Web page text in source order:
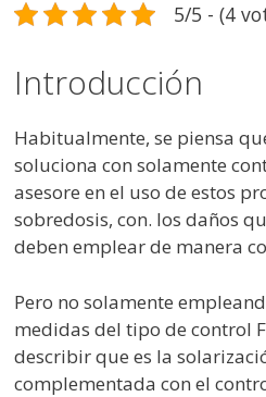
5/5 - (4
Introducción
Habitualmente, se piensa
soluciona con solamente
asesore en el uso de estos
sobredosis, con. los daños
deben emplear de manera
Pero no solamente
medidas del tipo de control
describir que es la
complementada con el